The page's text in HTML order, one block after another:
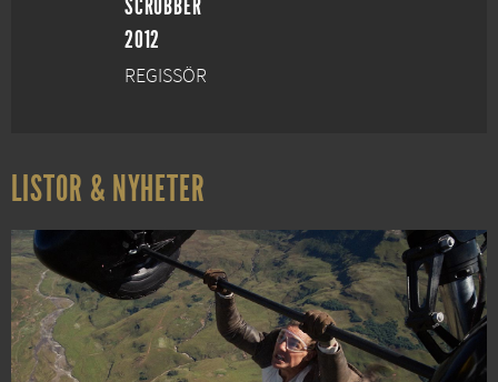
SCRUBBER
2012
REGISSÖR
LISTOR & NYHETER